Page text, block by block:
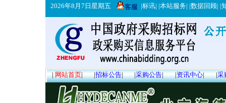
2026年8月7日星期五 客服 |标讯| |本站服务| |数据回顾| |
|网站首页| |招标公告| |采购公告| |资讯中心| |采